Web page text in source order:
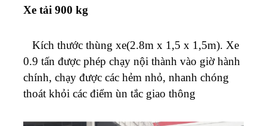
Xe tải 900 kg
Kích thước thùng xe(2.8m x 1,5 x 1,5m). Xe
0.9 tấn được phép chạy nội thành vào giờ hành
chính, chạy được các hẻm nhỏ, nhanh chóng
thoát khỏi các điểm ùn tắc giao thông